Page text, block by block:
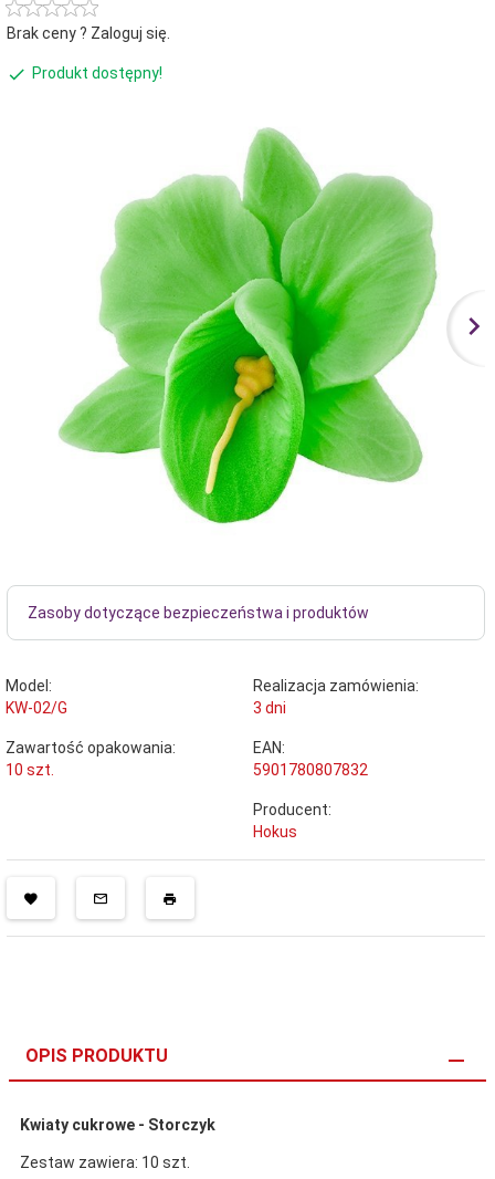
Brak ceny ? Zaloguj się.
Produkt dostępny!
Zasoby dotyczące bezpieczeństwa i produktów
Model:
KW-02/G
Realizacja zamówienia:
3 dni
Zawartość opakowania:
10 szt.
EAN:
5901780807832
Producent:
Hokus
OPIS PRODUKTU
Kwiaty cukrowe - Storczyk
Zestaw zawiera: 10 szt.